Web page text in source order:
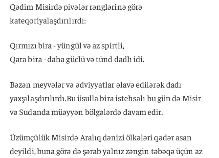
Qədim Misirdə pivələr rənglərinə görə
kateqoriyalaşdırılırdı:
Qırmızı bira - yüngül və az spirtli,
Qara bira - daha güclü və tünd dadlı idi.
Bəzən meyvələr və ədviyyatlar əlavə edilərək dadı
yaxşılaşdırılırdı.Bu üsulla bira istehsalı bu gün də Misir
və Sudanda müəyyən bölgələrdə davam edir.
Üzümçülük Misirdə Aralıq dənizi ölkələri qədər asan
deyildi, buna görə də şərab yalnız zəngin təbəqə üçün az